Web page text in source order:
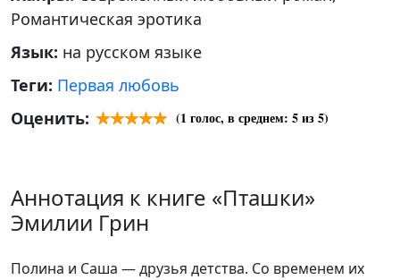
Романтическая эротика
Язык: на русском языке
Теги: Первая любовь
Оценить:
(1 голос, в среднем: 5из 5)
Аннотация к книге «Пташки»
Эмилии Грин
Полина и Саша — друзья детства. Со временем их